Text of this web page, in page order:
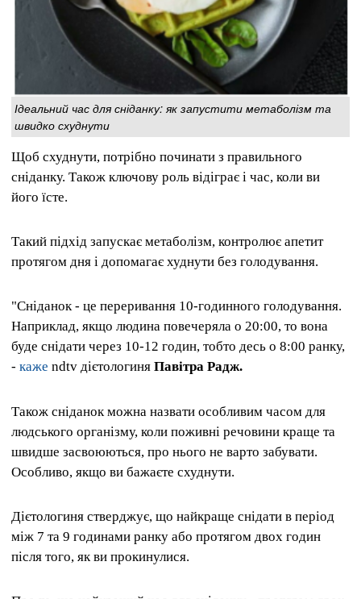
Ідеальний час для сніданку: як запустити метаболізм та
швидко схуднути
Щоб схуднути, потрібно починати з правильного
сніданку. Також ключову роль відіграє і час, коли ви
його їсте.
Такий підхід запускає метаболізм, контролює апетит
протягом дня і допомагає худнути без голодування.
"Сніданок - це переривання 10-годинного голодування.
Наприклад, якщо людина повечеряла о 20:00, то вона
буде снідати через 10-12 годин, тобто десь о 8:00 ранку,
- каже ndtv дієтологиня Павітра Радж.
Також сніданок можна назвати особливим часом для
людського організму, коли поживні речовини краще та
швидше засвоюються, про нього не варто забувати.
Особливо, якщо ви бажаєте схуднути.
Дієтологиня стверджує, що найкраще снідати в період
між 7 та 9 годинами ранку або протягом двох годин
після того, як ви прокинулися.